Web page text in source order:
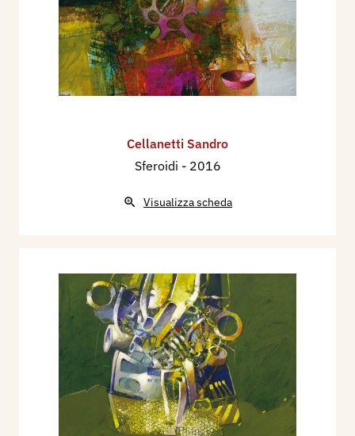
Cellanetti Sandro
Sferoidi - 2016
Visualizza scheda